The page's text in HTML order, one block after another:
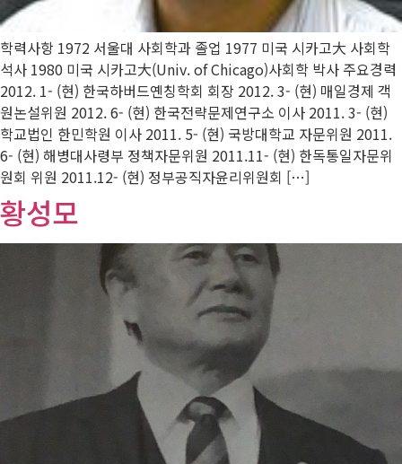
학력사항 1972 서울대 사회학과 졸업 1977 미국 시카고大 사회학
석사 1980 미국 시카고大(Univ. of Chicago)사회학 박사 주요경력
2012. 1- (현) 한국하버드옌칭학회 회장 2012. 3- (현) 매일경제 객
원논설위원 2012. 6- (현) 한국전략문제연구소 이사 2011. 3- (현)
학교법인 한민학원 이사 2011. 5- (현) 국방대학교 자문위원 2011.
6- (현) 해병대사령부 정책자문위원 2011.11- (현) 한독통일자문위
원회 위원 2011.12- (현) 정부공직자윤리위원회 […]
황성모